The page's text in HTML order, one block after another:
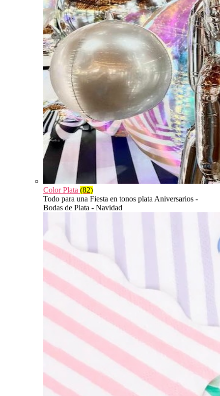
Color Plata (82)
Todo para una Fiesta en tonos plata Aniversarios -
Bodas de Plata - Navidad